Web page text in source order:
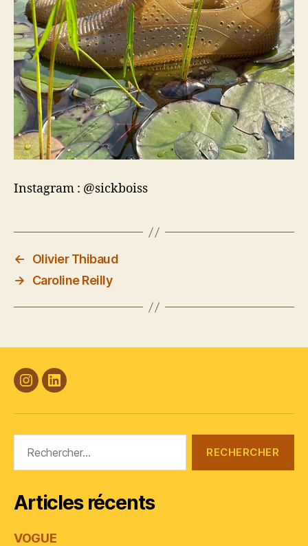
Instagram : @sickboiss
←
Olivier Thibaud
→
Caroline Reilly
#Plasticana
Linkedin
Articles récents
VOGUE